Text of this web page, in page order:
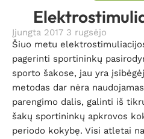
Įjungta 2017 3 rugsėjo
Šiuo metu
pagerinti sportininkų
sporto šakose, jau yra
metodas dar nėra
parengimo dalis, galinti iš
šakų sportininkų apkrovos
periodo kokybę. Visi atletai